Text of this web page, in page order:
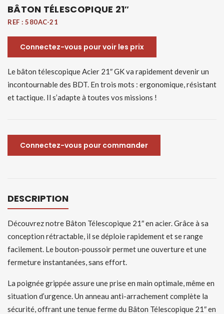
BÂTON TÉLESCOPIQUE 21″
REF : 580AC-21
Connectez-vous pour voir les prix
Le bâton télescopique Acier 21″ GK va rapidement devenir un
incontournable des BDT. En trois mots : ergonomique, résistant
et tactique. Il s’adapte à toutes vos missions !
Connectez-vous pour commander
DESCRIPTION
Découvrez notre Bâton Télescopique 21″ en acier. Grâce à sa
conception rétractable, il se déploie rapidement et se range
facilement. Le bouton-poussoir permet une ouverture et une
fermeture instantanées, sans effort.
La poignée grippée assure une prise en main optimale, même en
situation d’urgence. Un anneau anti-arrachement complète la
sécurité, offrant une tenue ferme du Bâton Télescopique 21″ en